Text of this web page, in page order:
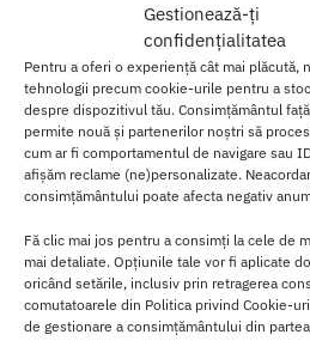
Gestionează-ți
confidențialitatea
Pentru a oferi o experiență cât mai
tehnologii precum cookie-urile pentru a
despre dispozitivul tău. Consimțământul
permite nouă și partenerilor noștri să
cum ar fi comportamentul de navigare sau
afișăm reclame (ne)personalizate.
consimțământului poate afecta negativ
Fă clic mai jos pentru a consimți la cele de
mai detaliate. Opțiunile tale vor fi aplicate
oricând setările, inclusiv prin retragerea
comutatoarele din Politica privind Cookie-
de gestionare a consimțământului din
Prezervative Euroglider Capsune
1 Buc
1.50lei
Adaugă în coș